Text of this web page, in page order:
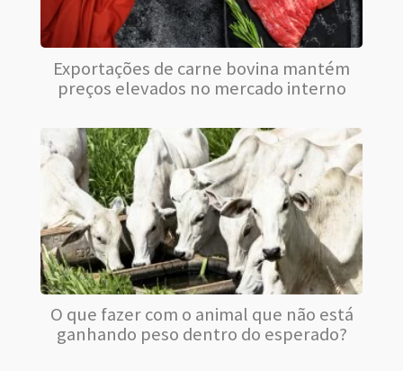
Exportações de carne bovina mantém
preços elevados no mercado interno
O que fazer com o animal que não está
ganhando peso dentro do esperado?